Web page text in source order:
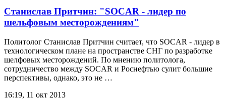
Станислав Притчин: "SOCAR - лидер по
шельфовым месторождениям"
Политолог Станислав Притчин считает, что SOCAR - лидер в
технологическом плане на пространстве СНГ по разработке
шелфовых месторождений. По мнению политолога,
сотрудничество между SOCAR и Роснефтью сулит большие
перспективы, однако, это не …
16:19, 11 окт 2013